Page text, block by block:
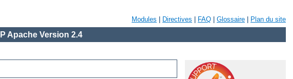
Modules Directives FAQ Glossaire Plan du site
Apache Version 2.4